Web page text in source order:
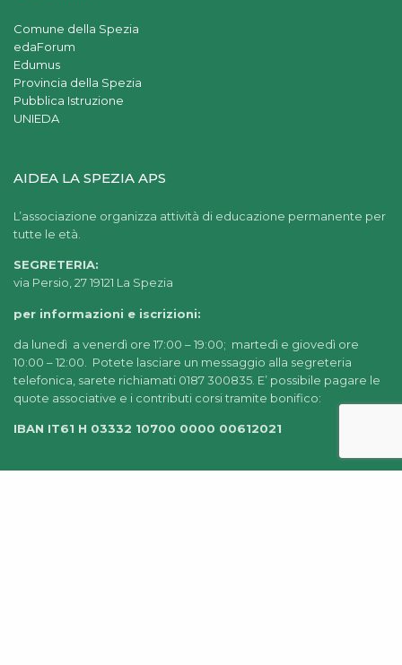
Comune della Spezia
edaForum
Edumus
Provincia della Spezia
Pubblica Istruzione
UNIEDA
AIDEA LA SPEZIA APS
L’associazione organizza attività di educazione permanente per
tutte le età.
SEGRETERIA:
via Persio, 27 19121 La Spezia
per informazioni e iscrizioni:
da lunedì a venerdì ore 17:00 – 19:00; martedì e giovedì ore
10:00 – 12:00. Potete lasciare un messaggio alla segreteria
telefonica, sarete richiamati 0187 300835. E’ possibile pagare le
quote associative e i contributi corsi tramite bonifico:
IBAN IT61 H 03332 10700 0000 00612021